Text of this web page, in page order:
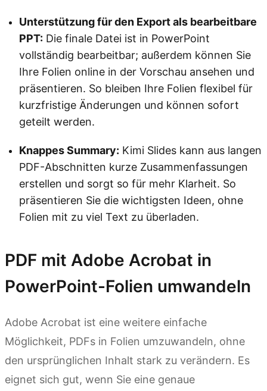
Unterstützung für den Export als bearbeitbare
PPT: Die finale Datei ist in PowerPoint
vollständig bearbeitbar; außerdem können Sie
Ihre Folien online in der Vorschau ansehen und
präsentieren. So bleiben Ihre Folien flexibel für
kurzfristige Änderungen und können sofort
geteilt werden.
Knappes Summary: Kimi Slides kann aus langen
PDF-Abschnitten kurze Zusammenfassungen
erstellen und sorgt so für mehr Klarheit. So
präsentieren Sie die wichtigsten Ideen, ohne
Folien mit zu viel Text zu überladen.
PDF mit Adobe Acrobat in
PowerPoint-Folien umwandeln
Adobe Acrobat ist eine weitere einfache
Möglichkeit, PDFs in Folien umzuwandeln, ohne
den ursprünglichen Inhalt stark zu verändern. Es
eignet sich gut, wenn Sie eine genaue